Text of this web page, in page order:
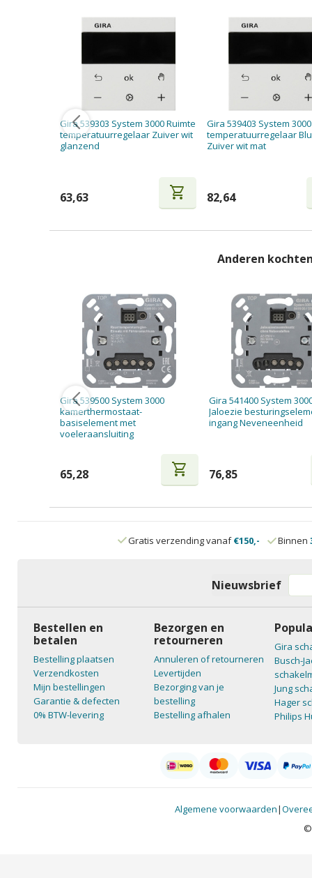
Gira 539303 System 3000 Ruimte
temperatuurregelaar Zuiver wit
glanzend
63,63 shopping_cart
Gira 539403 System
temperatuurregelaar
Zuiver wit mat
82,64
Anderen
Gira 539500 System 3000
kamerthermostaat-
basiselement met
voeleraansluiting
65,28 shopping_cart
Gira 541400 System
Jaloezie
ingang Neveneenheid
76,85
Gratis verzending vanaf€150,- Binnen
Nieuwsbrief
Bestellen en
betalen
Bestelling plaatsen
Verzendkosten
Mijn bestellingen
Garantie & defecten
0% BTW-levering
Bezorgen en
retourneren
Annuleren of retourneren
Levertijden
Bezorging van je
bestelling
Bestelling afhalen
Gira
Busch-
Jung
Hager
Philips
Algemene voorwaarden|
©